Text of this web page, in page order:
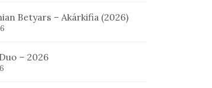
Betyars – Akárkifia (2026)
– 2026